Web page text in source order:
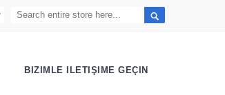

BIZIMLE ILETIŞIME GEÇIN